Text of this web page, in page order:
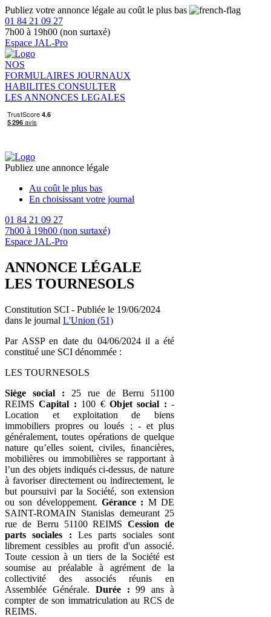
Publiez votre annonce légale au coût le plus bas
01 84 21 09 27
7h00 à 19h00 (non surtaxé)
Espace JAL-Pro
NOS
FORMULAIRES JOURNAUX
HABILITES CONSULTER
LES ANNONCES LEGALES
Publiez une annonce légale
Au coût le plus bas
En choisissant votre journal
01 84 21 09 27
7h00 à 19h00 (non surtaxé)
Espace JAL-Pro
ANNONCE LÉGALE
LES TOURNESOLS
Constitution SCI - Publiée le 19/06/2024
dans le journal L'Union (51)
Par ASSP en date du 04/06/2024 il a été
constitué une SCI dénommée :
LES TOURNESOLS
Siège social : 25 rue de Berru 51100
REIMSCapital : 100 € Objet social : -
Location et exploitation de biens
immobiliers propres ou loués ; - et plus
généralement, toutes opérations de quelque
nature qu’elles soient, civiles, ﬁnancières,
mobilières ou immobilières se rapportant à
l’un des objets indiqués ci-dessus, de nature
à favoriser directement ou indirectement, le
but poursuivi par la Société, son extension
ou son développement. Gérance : M DE
SAINT-ROMAIN Stanislas demeurant 25
rue de Berru 51100 REIMSCession de
parts sociales : Les parts sociales sont
librement cessibles au profit d'un associé.
Toute cession à un tiers de la Société est
soumise au préalable à agrément de la
collectivité des associés réunis en
Assemblée Générale. Durée : 99 ans à
compter de son immatriculation au RCS de
REIMS.